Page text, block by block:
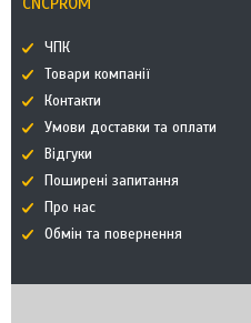
ЧПК
Товари компанії
Контакти
Умови доставки та оплати
Відгуки
Поширені запитання
Про нас
Обмін та повернення